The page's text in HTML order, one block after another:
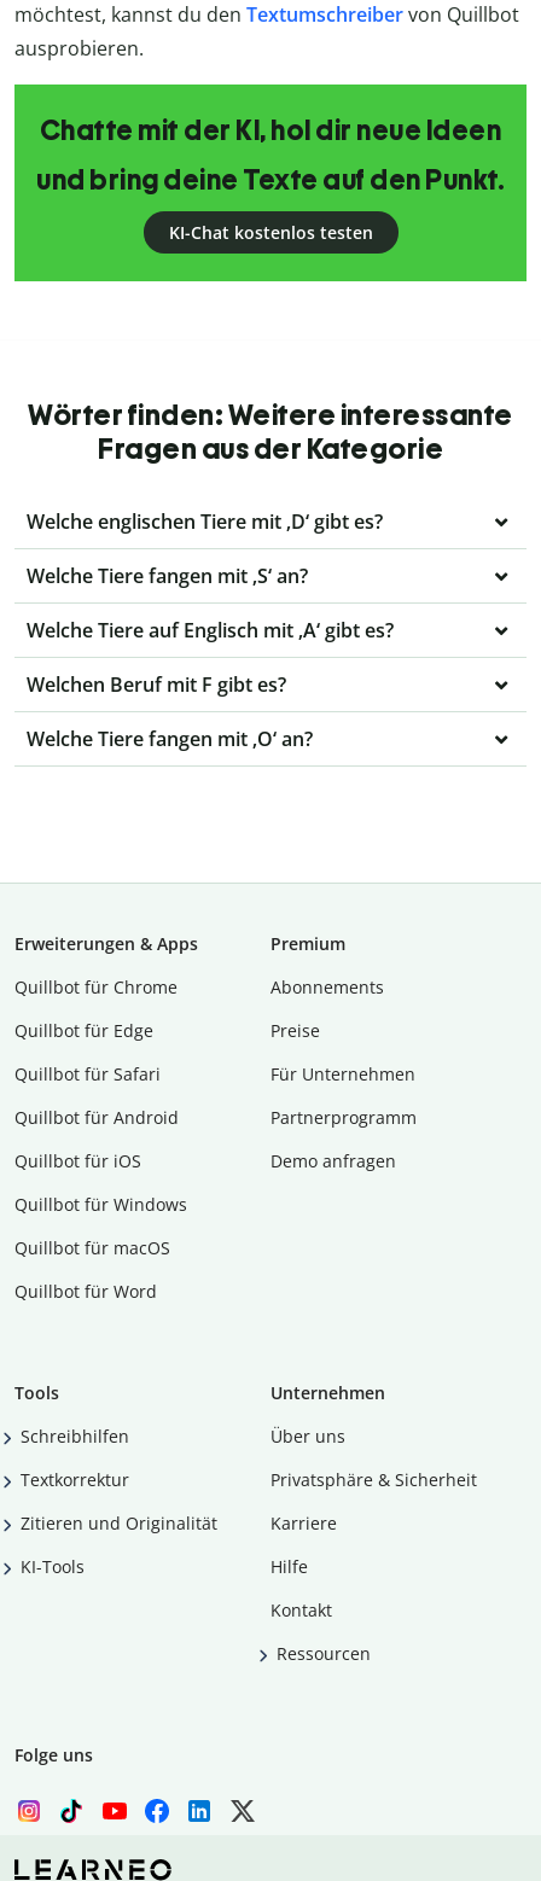
möchtest, kannst du den Textumschreibervon Quillbot
ausprobieren.
Chatte mit der KI, hol dir neue Ideen
und bring deine Texte auf den Punkt.
KI-Chat kostenlos testen
Wörter finden: Weitere interessante
Fragen aus der Kategorie
Welche englischen Tiere mit ‚D‘ gibt es?
Welche Tiere fangen mit ‚S‘ an?
Welche Tiere auf Englisch mit ‚A‘ gibt es?
Welchen Beruf mit F gibt es?
Welche Tiere fangen mit ‚O‘ an?
Erweiterungen & Apps
Quillbot für Chrome
Quillbot für Edge
Quillbot für Safari
Quillbot für Android
Quillbot für iOS
Quillbot für Windows
Quillbot für macOS
Quillbot für Word
Premium
Abon­ne­ments
Preise
Für Unternehmen
Partnerprogramm
Demo anfragen
Tools
Schreibhilfen
Textkorrektur
Zitieren und Originalität
KI-Tools
Unternehmen
Über uns
Privatsphäre & Sicherheit
Karriere
Hilfe
Kontakt
Ressourcen
Folge uns